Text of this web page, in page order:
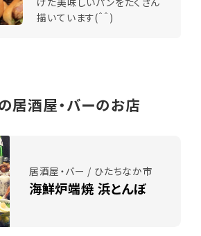
描いています(＾＾)
居酒屋・バーのお店
居酒屋・バー / ひたちなか市
海鮮炉端焼 浜とんぼ